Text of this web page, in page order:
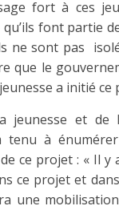
fort à ces
font partie
ne sont pas
que le
a initié ce
jeunesse et de
tenu à
ce projet : « Il y
ce projet et
une